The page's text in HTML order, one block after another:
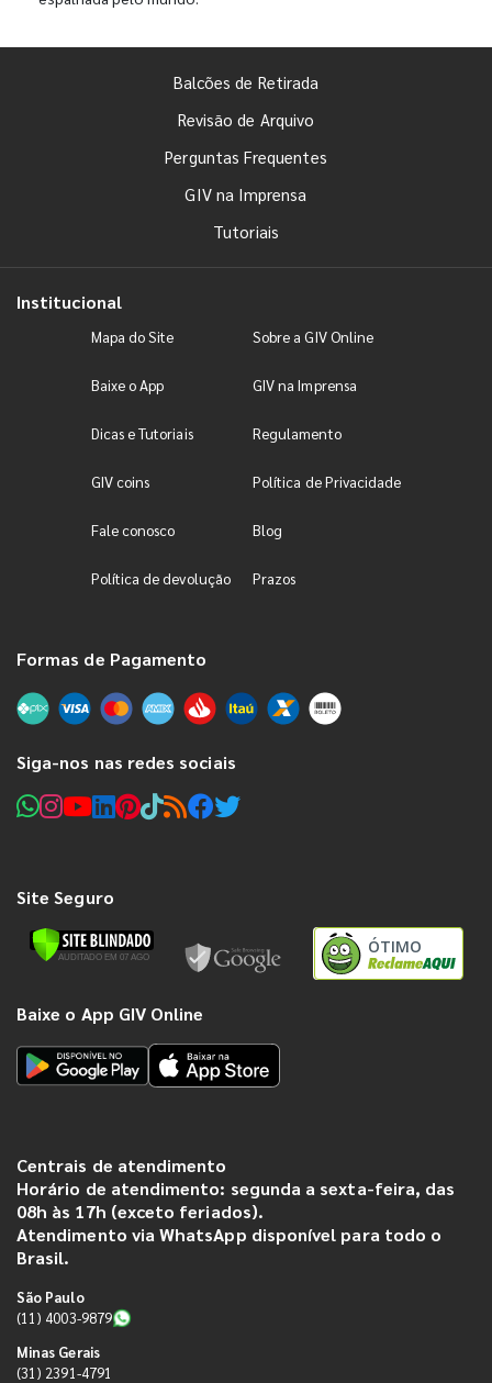
Balcões de Retirada
Revisão de Arquivo
Perguntas Frequentes
GIV na Imprensa
Tutoriais
Institucional
Mapa do Site Sobre a GIV Online
Baixe o App GIV na Imprensa
Dicas e Tutoriais Regulamento
GIV coins Política de Privacidade
Fale conosco Blog
Política de devolução Prazos
Formas de Pagamento
Siga-nos nas redes sociais
Site Seguro
ÓTIMO
Baixe o App GIV Online
Centrais de atendimento
Horário de atendimento: segunda a sexta-feira, das
08h às 17h (exceto feriados).
Atendimento via WhatsApp disponível para todo o
Brasil.
São Paulo
(11) 4003-9879
Minas Gerais
(31) 2391-4791